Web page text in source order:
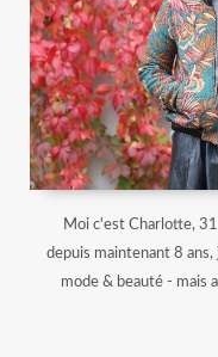
Moi c'est Charlotte,
depuis maintenant 8
mode & beauté - mais